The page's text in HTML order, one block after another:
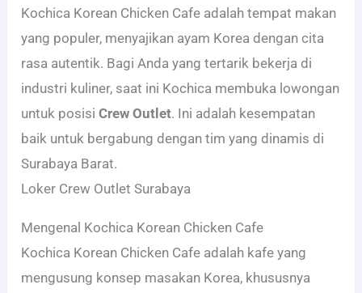
Kochica Korean Chicken Cafe adalah tempat makan
yang populer, menyajikan ayam Korea dengan cita
rasa autentik. Bagi Anda yang tertarik bekerja di
industri kuliner, saat ini Kochica membuka lowongan
untuk posisiCrew Outlet. Ini adalah kesempatan
baik untuk bergabung dengan tim yang dinamis di
Surabaya Barat.
Loker Crew Outlet Surabaya
Mengenal Kochica Korean Chicken Cafe
Kochica Korean Chicken Cafe adalah kafe yang
mengusung konsep masakan Korea, khususnya